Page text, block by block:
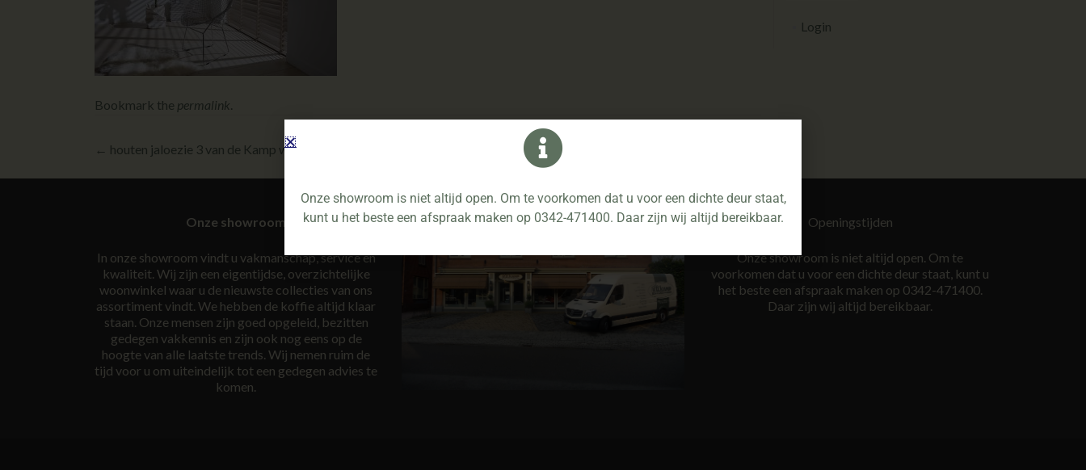
Bookmark the permalink.
← houten jaloezie 3 van de Kamp wonen
Login
Onze showroom
In onze showroom vindt u vakmanschap, service en
kwaliteit. Wij zijn een eigentijdse, overzichtelijke
woonwinkel waar u de nieuwste collecties van ons
assortiment vindt. We hebben de koffie altijd klaar
staan. Onze mensen zijn goed opgeleid, bezitten
gedegen vakkennis en zijn ook nog eens op de
hoogte van alle laatste trends. Wij nemen ruim de
tijd voor u om uiteindelijk tot een gedegen advies te
komen.
Openingstijden
Onze showroom is niet altijd open. Om te
voorkomen dat u voor een dichte deur staat, kunt u
het beste een afspraak maken op 0342-471400.
Daar zijn wij altijd bereikbaar.
Onze showroom is niet altijd open. Om te voorkomen dat u voor een dichte deur staat,
kunt u het beste een afspraak maken op 0342-471400. Daar zijn wij altijd bereikbaar.